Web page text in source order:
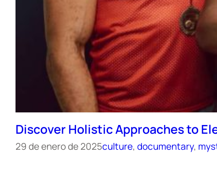
Discover Holistic Approaches to
29 de enero de 2025culture, documentary,